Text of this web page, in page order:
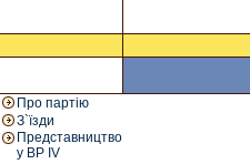
Про партію
З`їзди
Представництво
у ВР IV